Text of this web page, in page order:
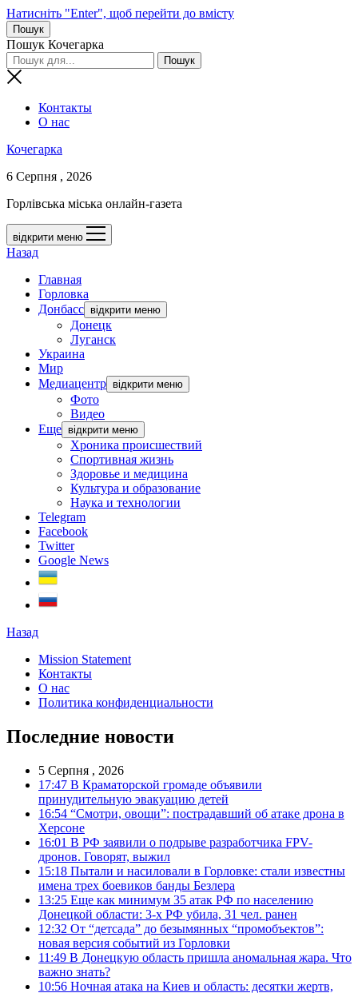
Натисніть "Enter", щоб перейти до вмісту
Пошук
Пошук Кочегарка
Контакты
О нас
Кочегарка
6 Серпня , 2026
Горлівська міська онлайн-газета
відкрити меню
Назад
Главная
Горловка
Донбасс відкрити меню
Донецк
Луганск
Украина
Мир
Медиацентр відкрити меню
Фото
Видео
Еще відкрити меню
Хроника происшествий
Спортивная жизнь
Здоровье и медицина
Культура и образование
Наука и технологии
Telegram
Facebook
Twitter
Google News
Назад
Mission Statement
Контакты
О нас
Политика конфиденциальности
Последние новости
5 Серпня , 2026
17:47 В Краматорской громаде объявили
принудительную эвакуацию детей
16:54 “Смотри, овощи”: пострадавший об атаке дрона в
Херсоне
16:01 В РФ заявили о подрыве разработчика FPV-
дронов. Говорят, выжил
15:18 Пытали и насиловали в Горловке: стали известны
имена трех боевиков банды Безлера
13:25 Еще как минимум 35 атак РФ по населению
Донецкой области: 3-х РФ убила, 31 чел. ранен
12:32 От “детсада” до безымянных “промобъектов”:
новая версия событий из Горловки
11:49 В Донецкую область пришла аномальная жара. Что
важно знать?
10:56 Ночная атака на Киев и область: десятки жертв,